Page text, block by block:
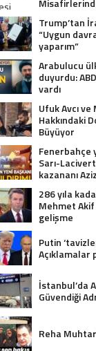
Trump’tan
“Uygun
yaparım”
Arabulucu
duyurdu:
vardı
Ufuk Avcı
Hakkındaki
Büyüyor
Fenerbahçe
Sarı-
kazananı
286 yıla
Mehmet
gelişme
Putin
Açıklamalar
İstanbul’da
Güvendiği
Reha